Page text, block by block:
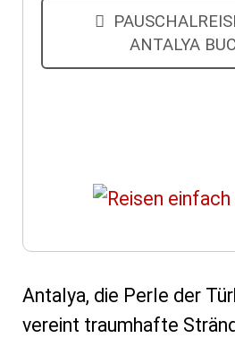
ANTALYA
Antalya, die Perle der
vereint traumhafte